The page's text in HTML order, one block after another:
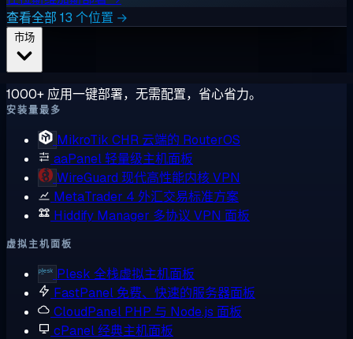
查看全部 13 个位置 →
1000+ 应用一键部署，无需配置，省心省力。
安装量最多
MikroTik CHR 云端的 RouterOS
aaPanel轻量级主机面板
WireGuard 现代高性能内核 VPN
MetaTrader 4 外汇交易标准方案
Hiddify Manager 多协议 VPN 面板
虚拟主机面板
Plesk 全栈虚拟主机面板
FastPanel 免费、快速的服务器面板
CloudPanel PHP 与 Node.js 面板
cPanel经典主机面板